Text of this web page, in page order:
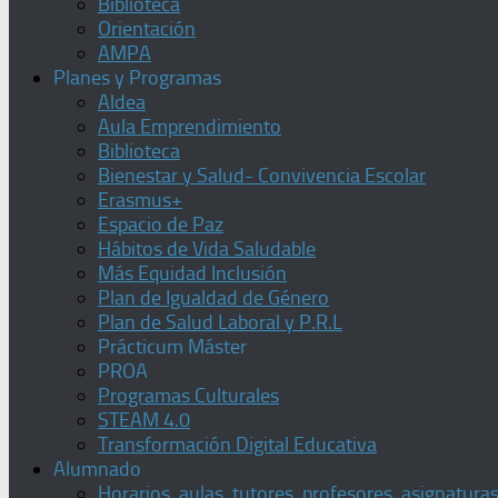
Orientación
AMPA
Planes y Programas
Aldea
Aula Emprendimiento
Biblioteca
Bienestar y Salud- Convivencia Escolar
Erasmus+
Espacio de Paz
Hábitos de Vida Saludable
Más Equidad Inclusión
Plan de Igualdad de Género
Plan de Salud Laboral y P.R.L
Prácticum Máster
PROA
Programas Culturales
STEAM 4.0
Transformación Digital Educativa
Alumnado